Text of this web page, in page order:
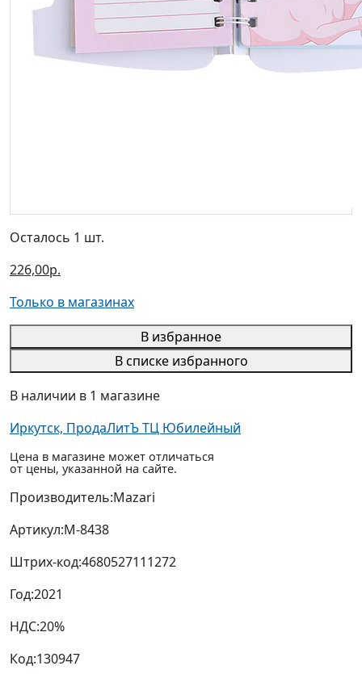
Осталось 1 шт.
226,00р.
Только в магазинах
В избранное
В списке избранного
В наличии в 1 магазине
Иркутск, ПродаЛитЪ ТЦ Юбилейный
Цена в магазине может отличаться
от цены, указанной на сайте.
Производитель:Mazari
Артикул:M-8438
Штрих-код:4680527111272
Год:2021
НДС:20%
Код:130947